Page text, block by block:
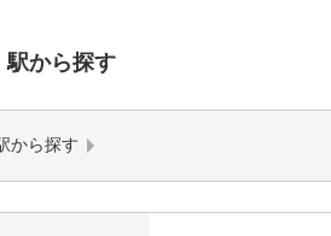
駅から探す
から探す